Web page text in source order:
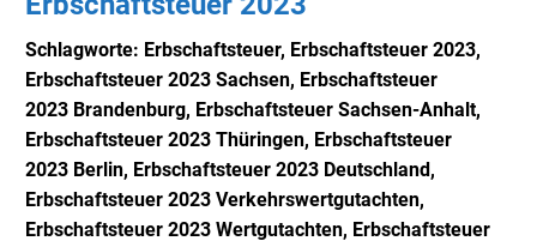
Schlagworte: Erbschaftsteuer, Erbschaftsteuer 2023,
Erbschaftsteuer 2023 Sachsen, Erbschaftsteuer
2023 Brandenburg, Erbschaftsteuer Sachsen-Anhalt,
Erbschaftsteuer 2023 Thüringen, Erbschaftsteuer
2023 Berlin, Erbschaftsteuer 2023 Deutschland,
Erbschaftsteuer 2023 Verkehrswertgutachten,
Erbschaftsteuer 2023 Wertgutachten, Erbschaftsteuer